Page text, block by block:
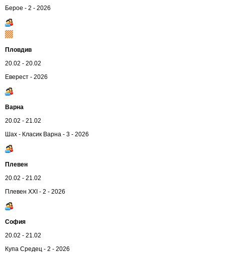
Берое - 2 - 2026
Пловдив
20.02 - 20.02
Еверест - 2026
Варна
20.02 - 21.02
Шах - Класик Варна - 3 - 2026
Плевен
20.02 - 21.02
Плевен XXI - 2 - 2026
София
20.02 - 21.02
Купа Средец - 2 - 2026